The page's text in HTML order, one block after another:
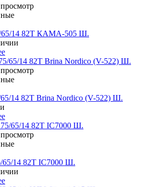
65/14 82T КАМА-505 Ш.
14 82T Brina Nordico (V-522) Ш.
65/14 82T IC7000 Ш.